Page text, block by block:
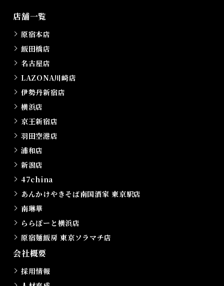
店舗一覧
原宿本店
飯田橋店
名古屋店
LAZONA川崎店
伊勢丹新宿店
横浜店
京王新宿店
羽田空港店
浦和店
新潟店
47china
あんかけやきそば南国酒家 東京駅店
南琳華
ららぽーと横浜店
原宿麺飯房 東京ソラマチ店
会社概要
採用情報